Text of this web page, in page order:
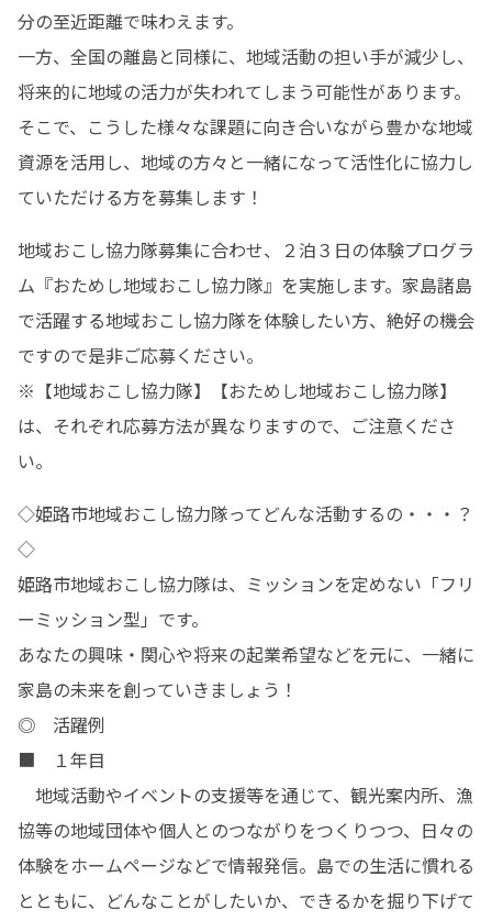
分の至近距離で味わえます。
一方、全国の離島と同様に、地域活動の担い手が減少し、
将来的に地域の活力が失われてしまう可能性があります。
そこで、こうした様々な課題に向き合いながら豊かな地域
資源を活用し、地域の方々と一緒になって活性化に協力し
ていただける方を募集します！
地域おこし協力隊募集に合わせ、２泊３日の体験プログラ
ム『おためし地域おこし協力隊』を実施します。家島諸島
で活躍する地域おこし協力隊を体験したい方、絶好の機会
ですので是非ご応募ください。
※【地域おこし協力隊】【おためし地域おこし協力隊】
は、それぞれ応募方法が異なりますので、ご注意くださ
い。
◇姫路市地域おこし協力隊ってどんな活動するの・・・？
◇
姫路市地域おこし協力隊は、ミッションを定めない「フリ
ーミッション型」です。
あなたの興味・関心や将来の起業希望などを元に、一緒に
家島の未来を創っていきましょう！
◎　活躍例
■　１年目
地域活動やイベントの支援等を通じて、観光案内所、漁
協等の地域団体や個人とのつながりをつくりつつ、日々の
体験をホームページなどで情報発信。島での生活に慣れる
とともに、どんなことがしたいか、できるかを掘り下げて